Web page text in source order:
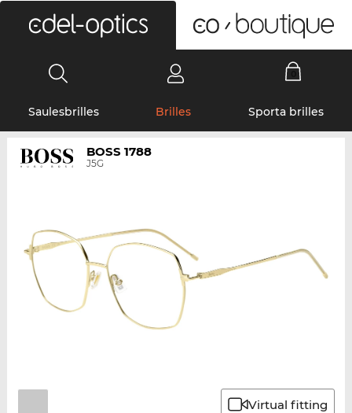
Saulesbrilles Brilles Sporta brilles
BOSS 1788
J5G
Virtual fitting